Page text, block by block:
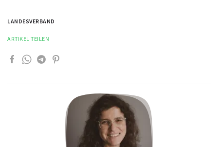
LANDESVERBAND
ARTIKEL TEILEN